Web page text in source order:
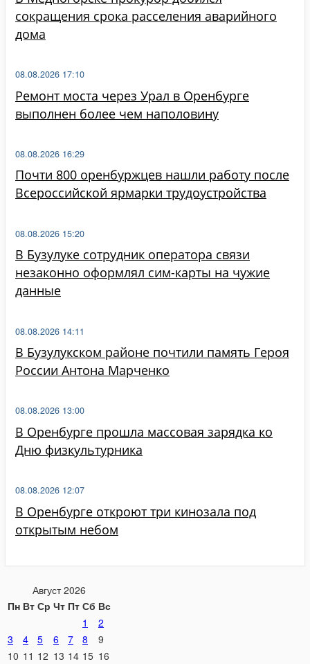
сокращения срока расселения аварийного
дома
Ремонт моста через Урал в Оренбурге
выполнен более чем наполовину
08.08.2026 17:10
Почти 800 оренбуржцев нашли работу после
Всероссийской ярмарки трудоустройства
08.08.2026 16:29
В Бузулуке сотрудник оператора связи
незаконно оформлял сим-карты на чужие
данные
08.08.2026 15:20
В Бузулукском районе почтили память Героя
России Антона Марченко
08.08.2026 14:11
В Оренбурге прошла массовая зарядка ко
Дню физкультурника
08.08.2026 13:00
В Оренбурге откроют три кинозала под
открытым небом
08.08.2026 12:07
Август 2026
Пн Вт Ср Чт Пт Сб Вс
1
2
3
4 5 6 7 8
9
10 11 12 13 14 15 16